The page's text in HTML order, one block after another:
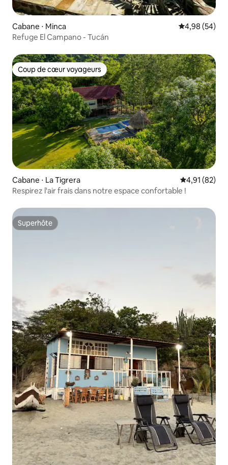
Cabane ⋅ Minca Évaluation
4,98 (54)
Refuge El Campano - Tucán
Coup de cœur voyageurs
Coup de cœur voyageurs
Cabane ⋅ La Tigrera Évaluation
4,91 (82)
Respirez l'air frais dans notre espace confortable !
Superhôte
Superhôte